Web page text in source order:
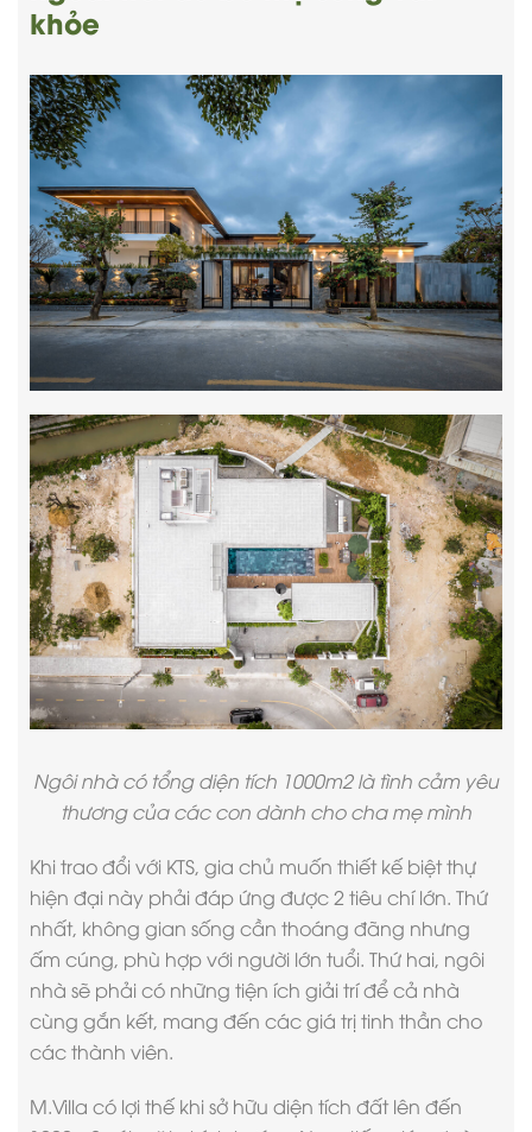
khỏe
Ngôi nhà có tổng diện tích 1000m2 là tình cảm yêu
thương của các con dành cho cha mẹ mình
Khi trao đổi với KTS, gia chủ muốn thiết kế biệt thự
hiện đại này phải đáp ứng được 2 tiêu chí lớn. Thứ
nhất, không gian sống cần thoáng đãng nhưng
ấm cúng, phù hợp với người lớn tuổi. Thứ hai, ngôi
nhà sẽ phải có những tiện ích giải trí để cả nhà
cùng gắn kết, mang đến các giá trị tinh thần cho
các thành viên.
M.Villa có lợi thế khi sở hữu diện tích đất lên đến